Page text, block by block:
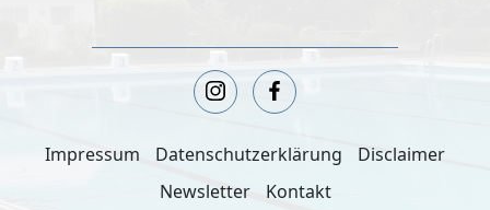
Impressum Datenschutzerklärung
Disclaimer
Newsletter
Kontakt